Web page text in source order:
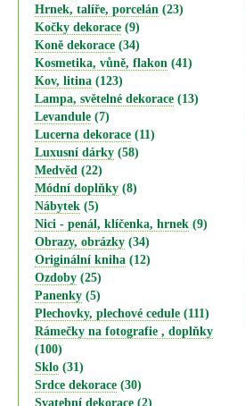
Hrnek, talíře, porcelán (23)
Kočky dekorace (9)
Koně dekorace (34)
Kosmetika, vůně, flakon (41)
Kov, litina (123)
Lampa, světelné dekorace (13)
Levandule (7)
Lucerna dekorace (11)
Luxusní dárky (58)
Medvěd (22)
Módní doplňky (8)
Nábytek (5)
Nici - penál, klíčenka, hrnek (9)
Obrazy, obrázky (34)
Originální kniha (12)
Ozdoby (25)
Panenky (5)
Plechovky, plechové cedule (111)
Rámečky na fotografie , doplňky
(100)
Sklo (31)
Srdce dekorace (30)
Svatební dekorace (2)